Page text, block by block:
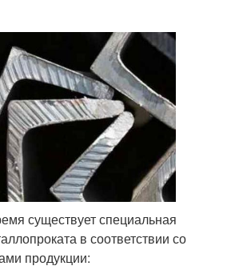
существует специальная
в соответствии со
продукции: